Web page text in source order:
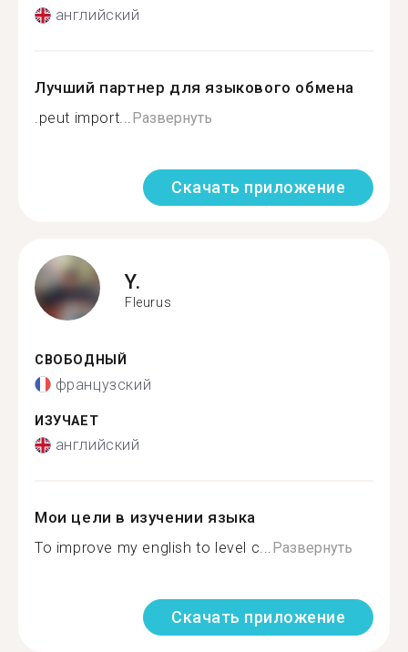
английский
Лучший партнер для языкового обмена
.peut import...Развернуть
Скачать приложение
Y.
Fleurus
СВОБОДНЫЙ
французский
ИЗУЧАЕТ
английский
Мои цели в изучении языка
To improve my english to level c...Развернуть
Скачать приложение